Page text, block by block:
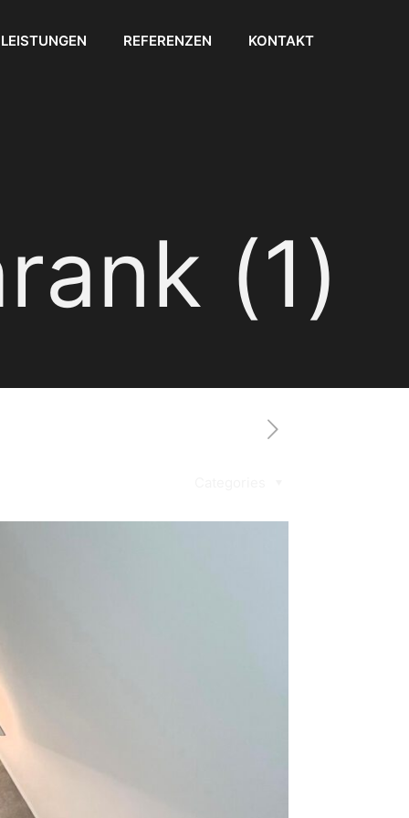
LEISTUNGEN REFERENZEN KONTAKT
(1)